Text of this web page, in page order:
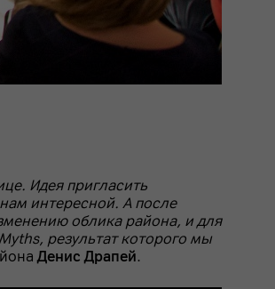
Идея пригласить
интересной. А после
облика района, и для
результат которого мы
Денис Драпей.